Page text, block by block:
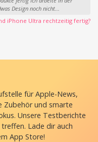
Design noch nicht...
iPhone Ultra rechtzeitig fertig?
für Apple-News,
Zubehör und smarte
Unsere Testberichte
Lade dir auch
App Store!